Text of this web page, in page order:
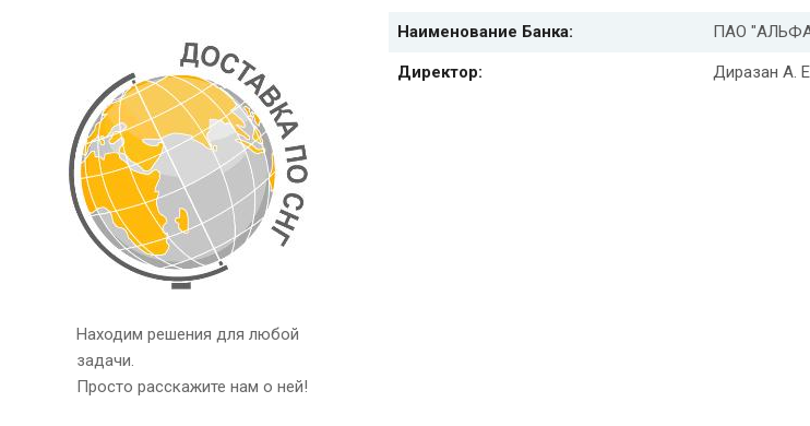
Наименование Банка: ПАО
Директор: Диразан А.
Находим решения для любой
задачи.
Просто расскажите нам о ней!